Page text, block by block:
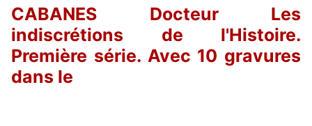
CABANES Docteur Les
indiscrétions de l'Histoire.
Première série. Avec 10 gravures
dans le